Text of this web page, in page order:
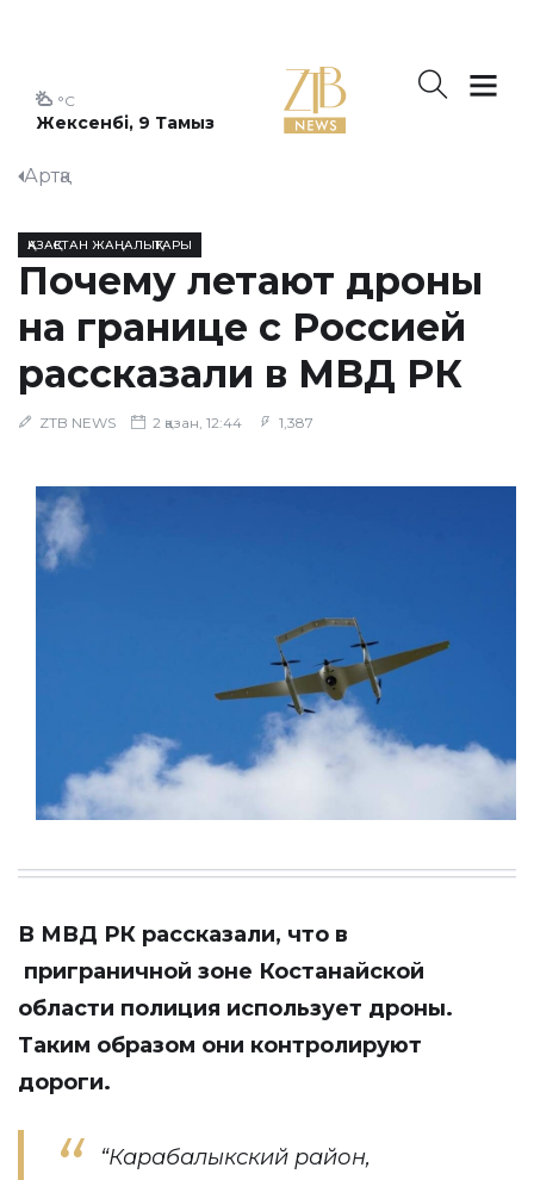
Жексенбі, 9 Тамыз
°C
Артқа
ҚАЗАҚСТАН ЖАҢАЛЫҚТАРЫ
Почему летают дроны
на границе с Россией
рассказали в МВД РК
ZTB NEWS 2 қазан, 12:44 1,387
В МВД РК рассказали, что в
приграничной зоне Костанайской
области полиция использует дроны.
Таким образом они контролируют
дороги.
“Карабалыкский район,